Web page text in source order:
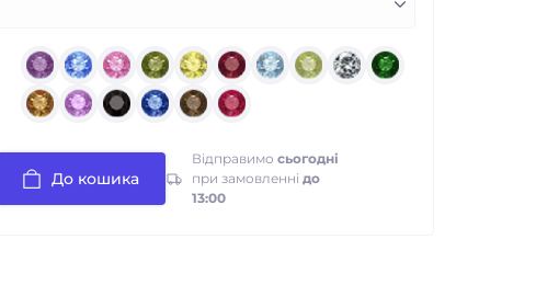
До кошика
Відправимо сьогодні
при замовленні до
13:00